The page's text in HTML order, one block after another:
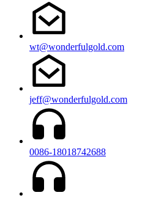
wt@wonderfulgold.com
jeff@wonderfulgold.com
0086-18018742688